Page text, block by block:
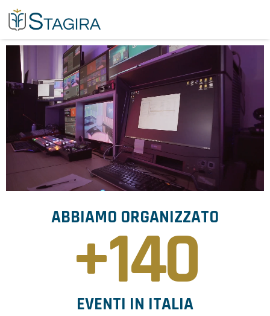
ABBIAMO ORGANIZZATO
EVENTI IN ITALIA
+140